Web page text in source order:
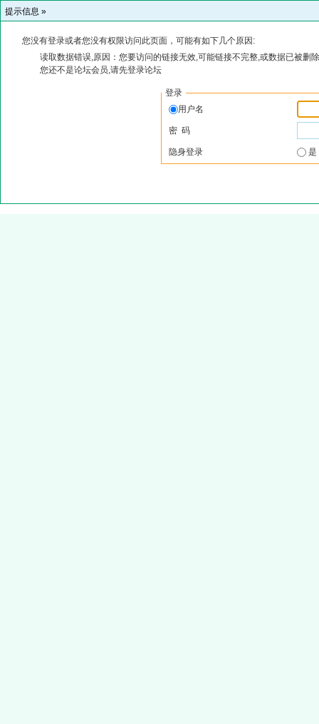
提示信息 »
您没有登录或者您没有权限访问此页面，可能有如下几个原因:
读取数据错误,原因：您要访问的链接无效,可能链接不完整,或数据已被删
您还不是论坛会员,请先登录论坛
登录
用户名
密 码
隐身登录